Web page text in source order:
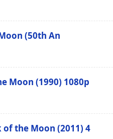
(50th An
Moon (1990) 1080p
of the Moon (2011) 4